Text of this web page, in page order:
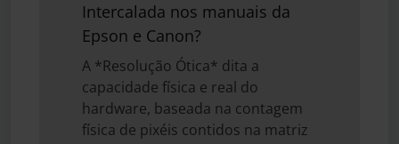
Intercalada nos manuais da
Epson e Canon?
A *Resolução Ótica* dita a
capacidade física e real do
hardware, baseada na contagem
física de pixéis contidos na matriz